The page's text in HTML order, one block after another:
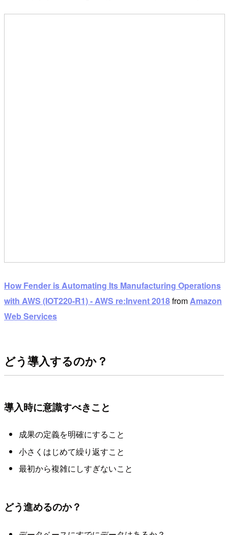
How Fender is Automating Its Manufacturing Operations
with AWS (IOT220-R1) - AWS re:Invent 2018fromAmazon
Web Services
どう導入するのか？
導入時に意識すべきこと
成果の定義を明確にすること
小さくはじめて繰り返すこと
最初から複雑にしすぎないこと
どう進めるのか？